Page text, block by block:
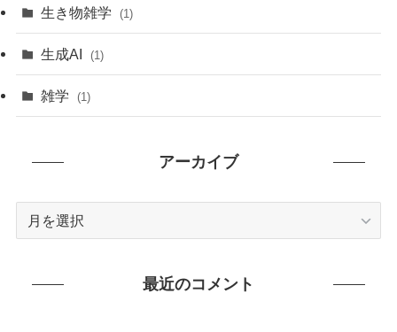
(20)
(7)
生き物雑学 (1)
生成AI (1)
雑学 (1)
アーカイブ
最近のコメント